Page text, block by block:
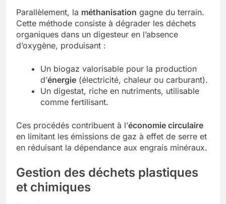
Parallèlement, la méthanisation gagne du terrain.
Cette méthode consiste à dégrader les déchets
organiques dans un digesteur en l’absence
d’oxygène, produisant :
Un biogaz valorisable pour la production
d’énergie (électricité, chaleur ou carburant).
Un digestat, riche en nutriments, utilisable
comme fertilisant.
Ces procédés contribuent à l’économie circulaire
en limitant les émissions de gaz à effet de serre et
en réduisant la dépendance aux engrais minéraux.
Gestion des déchets plastiques
et chimiques